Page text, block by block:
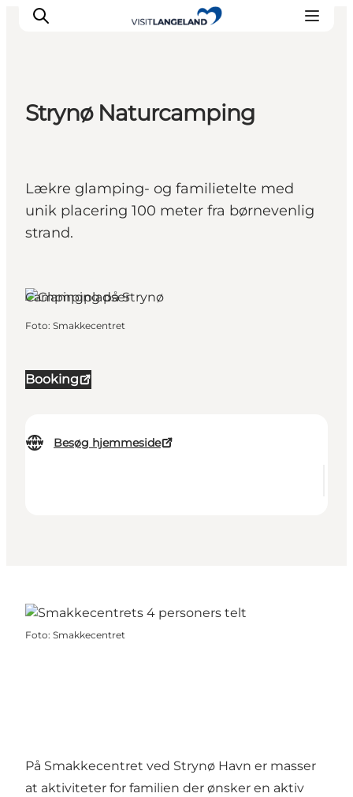
Outdoor
Overnatning
Planlæg ferie
Strynø Naturcamping
Lækre glamping- og familietelte med
unik placering 100 meter fra børnevenlig
strand.
Booking
Besøg hjemmeside
Campingpladser
Foto: Smakkecentret
Foto: Smakkecentret
På Smakkecentret ved Strynø Havn er masser
at aktiviteter for familien der ønsker en aktiv